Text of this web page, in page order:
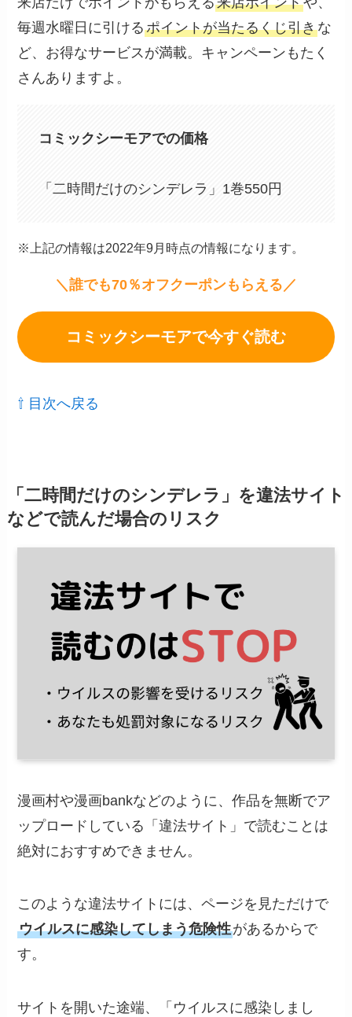
毎週水曜日に引けるポイントが当たるくじ引きな
ど、お得なサービスが満載。キャンペーンもたく
さんありますよ。
コミックシーモアでの価格
「二時間だけのシンデレラ」1巻550円
※上記の情報は2022年9月時点の情報になります。
＼誰でも70％オフクーポンもらえる／
コミックシーモアで今すぐ読む
⇧ 目次へ戻る
「二時間だけのシンデレラ」を違法サイト
などで読んだ場合のリスク
漫画村や漫画bankなどのように、作品を無断でア
ップロードしている「違法サイト」で読むことは
絶対におすすめできません。
このような違法サイトには、ページを見ただけで
ウイルスに感染してしまう危険性があるからで
す。
サイトを開いた途端、「ウイルスに感染しまし